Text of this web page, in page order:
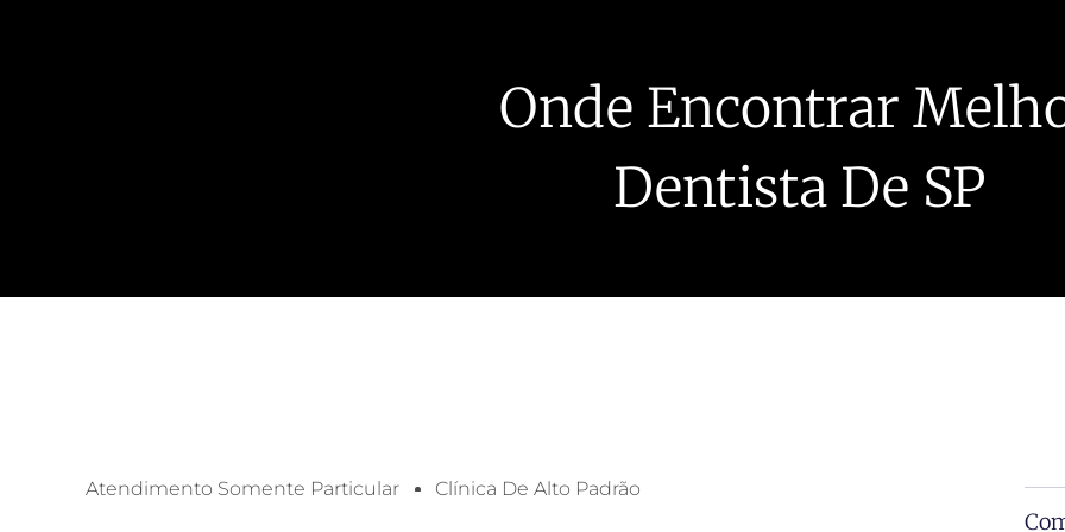
Onde Encontrar
Dentista De SP
Atendimento Somente Particular Clínica De Alto Padrão